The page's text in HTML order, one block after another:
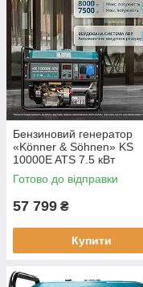
Бензиновий генератор
«Könner & Söhnen» KS
10000E ATS 7.5 кВт
Готово до відправки
57 799 ₴
Купити